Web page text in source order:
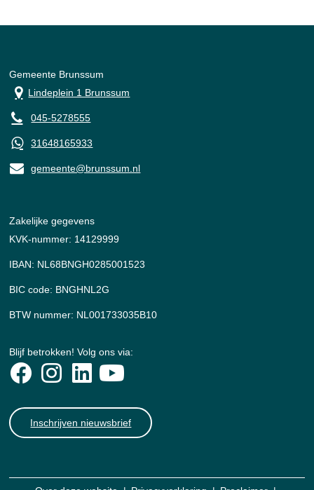
Gemeente Brunssum
Lindeplein 1 Brunssum
045-5278555
31648165933
gemeente@brunssum.nl
Zakelijke gegevens
KVK-nummer: 14129999
IBAN: NL68BNGH0285001523
BIC code: BNGHNL2G
BTW nummer: NL001733035B10
Blijf betrokken! Volg ons via:
Inschrijven nieuwsbrief